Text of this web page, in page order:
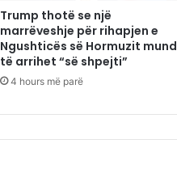
Trump thotë se një
marrëveshje për rihapjen e
Ngushticës së Hormuzit mund
të arrihet “së shpejti”
4 hours më parë